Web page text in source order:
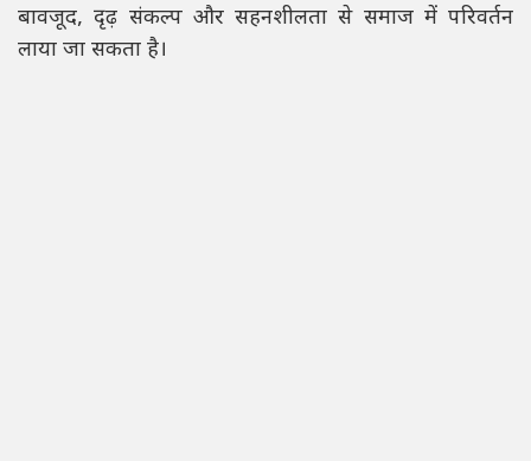
बावजूद, दृढ़ संकल्प और सहनशीलता से समाज में परिवर्तन
लाया जा सकता है।